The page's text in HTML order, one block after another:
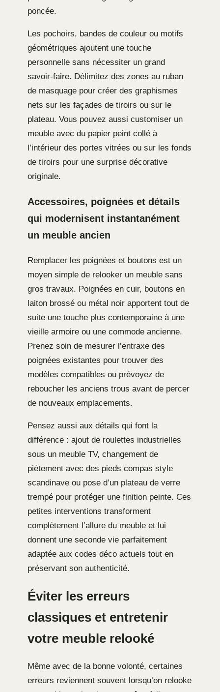
poncée.
Les pochoirs, bandes de couleur ou motifs
géométriques ajoutent une touche
personnelle sans nécessiter un grand
savoir-faire. Délimitez des zones au ruban
de masquage pour créer des graphismes
nets sur les façades de tiroirs ou sur le
plateau. Vous pouvez aussi customiser un
meuble avec du papier peint collé à
l’intérieur des portes vitrées ou sur les fonds
de tiroirs pour une surprise décorative
originale.
Accessoires, poignées et détails
qui modernisent instantanément
un meuble ancien
Remplacer les poignées et boutons est un
moyen simple de relooker un meuble sans
gros travaux. Poignées en cuir, boutons en
laiton brossé ou métal noir apportent tout de
suite une touche plus contemporaine à une
vieille armoire ou une commode ancienne.
Prenez soin de mesurer l’entraxe des
poignées existantes pour trouver des
modèles compatibles ou prévoyez de
reboucher les anciens trous avant de percer
de nouveaux emplacements.
Pensez aussi aux détails qui font la
différence : ajout de roulettes industrielles
sous un meuble TV, changement de
piètement avec des pieds compas style
scandinave ou pose d’un plateau de verre
trempé pour protéger une finition peinte. Ces
petites interventions transforment
complètement l’allure du meuble et lui
donnent une seconde vie parfaitement
adaptée aux codes déco actuels tout en
préservant son authenticité.
Éviter les erreurs
classiques et entretenir
votre meuble relooké
Même avec de la bonne volonté, certaines
erreurs reviennent souvent lorsqu’on relooke